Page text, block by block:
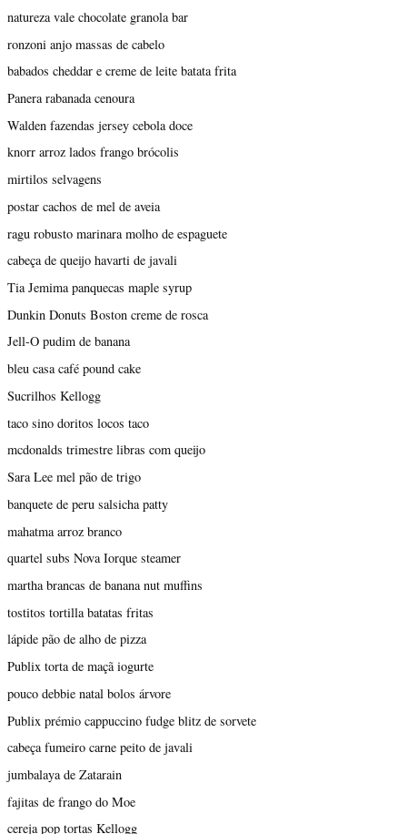
natureza vale chocolate granola bar
ronzoni anjo massas de cabelo
babados cheddar e creme de leite batata frita
Panera rabanada cenoura
Walden fazendas jersey cebola doce
knorr arroz lados frango brócolis
mirtilos selvagens
postar cachos de mel de aveia
ragu robusto marinara molho de espaguete
cabeça de queijo havarti de javali
Tia Jemima panquecas maple syrup
Dunkin Donuts Boston creme de rosca
Jell-O pudim de banana
bleu casa café pound cake
Sucrilhos Kellogg
taco sino doritos locos taco
mcdonalds trimestre libras com queijo
Sara Lee mel pão de trigo
banquete de peru salsicha patty
mahatma arroz branco
quartel subs Nova Iorque steamer
martha brancas de banana nut muffins
tostitos tortilla batatas fritas
lápide pão de alho de pizza
Publix torta de maçã iogurte
pouco debbie natal bolos árvore
Publix prémio cappuccino fudge blitz de sorvete
cabeça fumeiro carne peito de javali
jumbalaya de Zatarain
fajitas de frango do Moe
cereja pop tortas Kellogg